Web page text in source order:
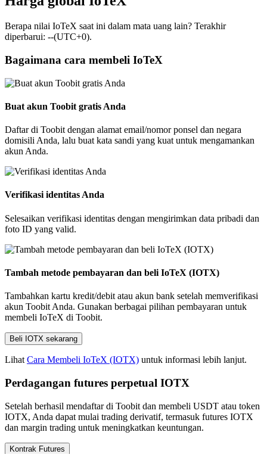
Berapa nilai IoTeX saat ini dalam mata uang lain? Terakhir
diperbarui: --(UTC+0).
Bagaimana cara membeli IoTeX
Buat akun Toobit gratis Anda
Daftar di Toobit dengan alamat email/nomor ponsel dan negara
domisili Anda, lalu buat kata sandi yang kuat untuk mengamankan
akun Anda.
Verifikasi identitas Anda
Selesaikan verifikasi identitas dengan mengirimkan data pribadi dan
foto ID yang valid.
Tambah metode pembayaran dan beli IoTeX (IOTX)
Tambahkan kartu kredit/debit atau akun bank setelah memverifikasi
akun Toobit Anda. Gunakan berbagai pilihan pembayaran untuk
membeli IoTeX di Toobit.
Beli IOTX sekarang
Lihat Cara Membeli IoTeX (IOTX) untuk informasi lebih lanjut.
Perdagangan futures perpetual IOTX
Setelah berhasil mendaftar di Toobit dan membeli USDT atau token
IOTX, Anda dapat mulai trading derivatif, termasuk futures IOTX
dan margin trading untuk meningkatkan keuntungan.
Kontrak Futures